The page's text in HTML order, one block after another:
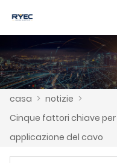
casa > notizie >
Cinque fattori chiave
applicazione del cavo